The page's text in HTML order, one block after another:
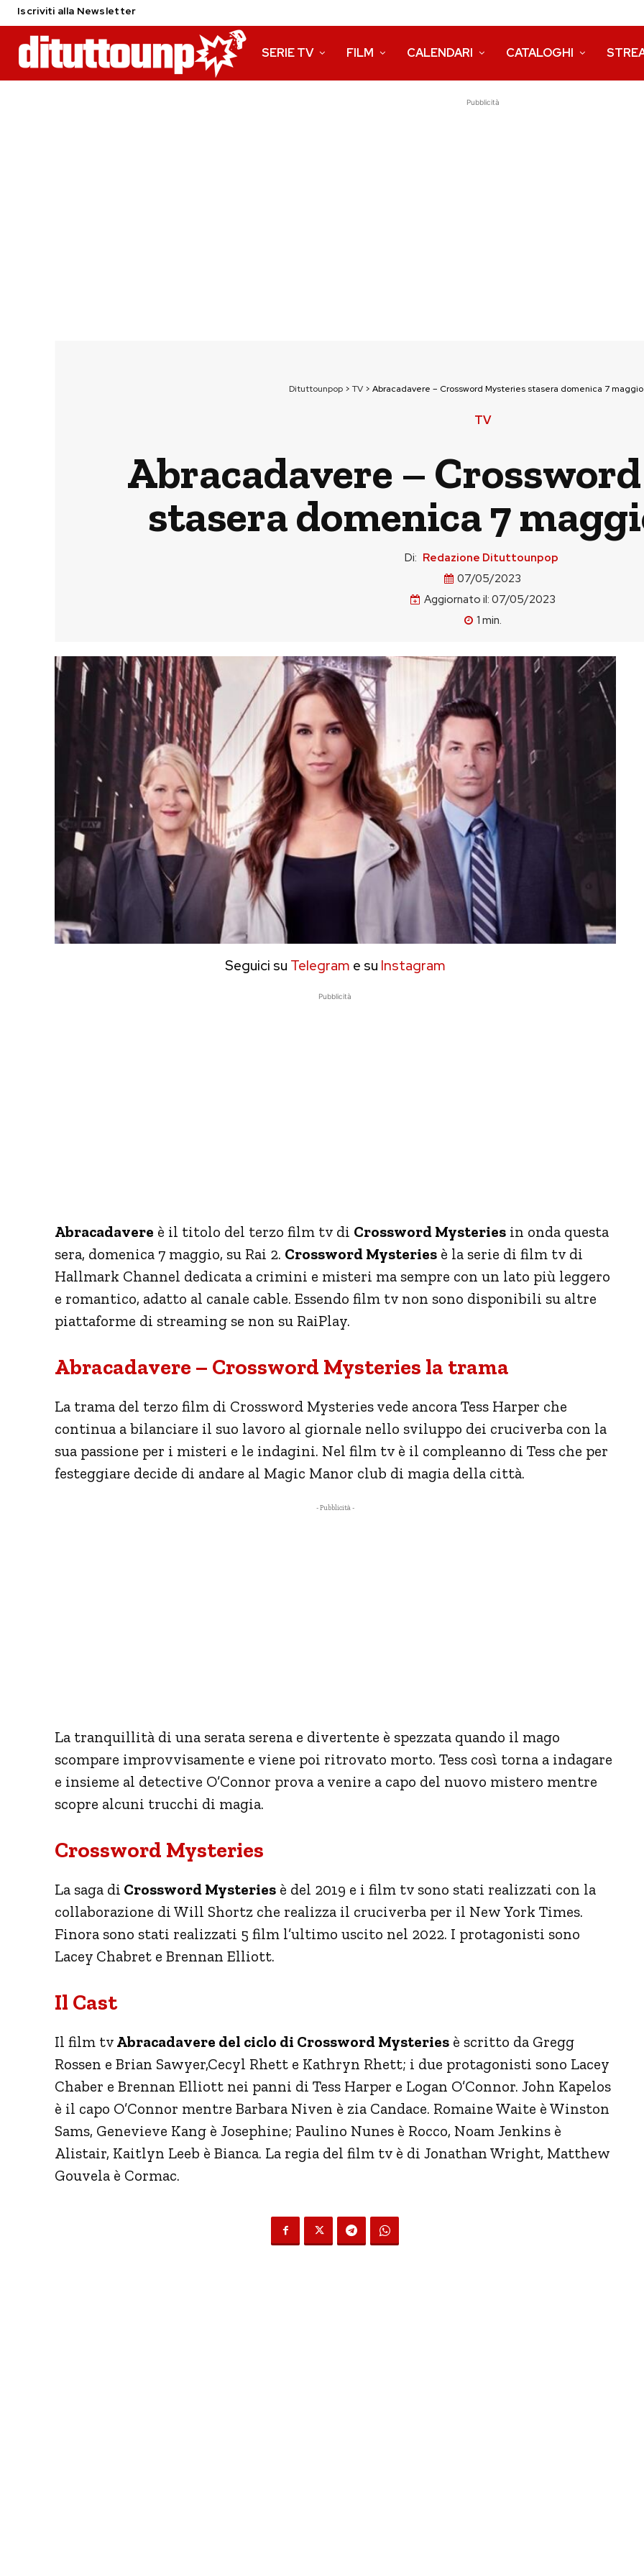
Iscriviti alla Newsletter
SERIE TV FILM CALENDARI CATALOGHI
Pubblicità
Dituttounpop > TV > Abracadavere – Crossword Mysteries stasera domenica 7 maggio
TV
Abracadavere –
stasera domenica 7
Di: Redazione Dituttounpop
07/05/2023
Aggiornato il: 07/05/2023
1 min.
Seguici su Telegram e su Instagram
Pubblicità
Abracadavere è il titolo del terzo film tv di Crossword Mysteries in onda questa
sera, domenica 7 maggio, su Rai 2. Crossword Mysteries è la serie di film tv di
Hallmark Channel dedicata a crimini e misteri ma sempre con un lato più leggero
e romantico, adatto al canale cable. Essendo film tv non sono disponibili su altre
piattaforme di streaming se non su RaiPlay.
Abracadavere – Crossword Mysteries la trama
La trama del terzo film di Crossword Mysteries vede ancora Tess Harper che
continua a bilanciare il suo lavoro al giornale nello sviluppo dei cruciverba con la
sua passione per i misteri e le indagini. Nel film tv è il compleanno di Tess che per
festeggiare decide di andare al Magic Manor club di magia della città.
- Pubblicità -
La tranquillità di una serata serena e divertente è spezzata quando il mago
scompare improvvisamente e viene poi ritrovato morto. Tess così torna a indagare
e insieme al detective O’Connor prova a venire a capo del nuovo mistero mentre
scopre alcuni trucchi di magia.
Crossword Mysteries
La saga di Crossword Mysteries è del 2019 e i film tv sono stati realizzati con la
collaborazione di Will Shortz che realizza il cruciverba per il New York Times.
Finora sono stati realizzati 5 film l’ultimo uscito nel 2022. I protagonisti sono
Lacey Chabret e Brennan Elliott.
Il Cast
Il film tv Abracadavere del ciclo di Crossword Mysteries è scritto da Gregg
Rossen e Brian Sawyer,Cecyl Rhett e Kathryn Rhett; i due protagonisti sono Lacey
Chaber e Brennan Elliott nei panni di Tess Harper e Logan O’Connor. John Kapelos
è il capo O’Connor mentre Barbara Niven è zia Candace. Romaine Waite è Winston
Sams, Genevieve Kang è Josephine; Paulino Nunes è Rocco, Noam Jenkins è
Alistair, Kaitlyn Leeb è Bianca. La regia del film tv è di Jonathan Wright, Matthew
Gouvela è Cormac.